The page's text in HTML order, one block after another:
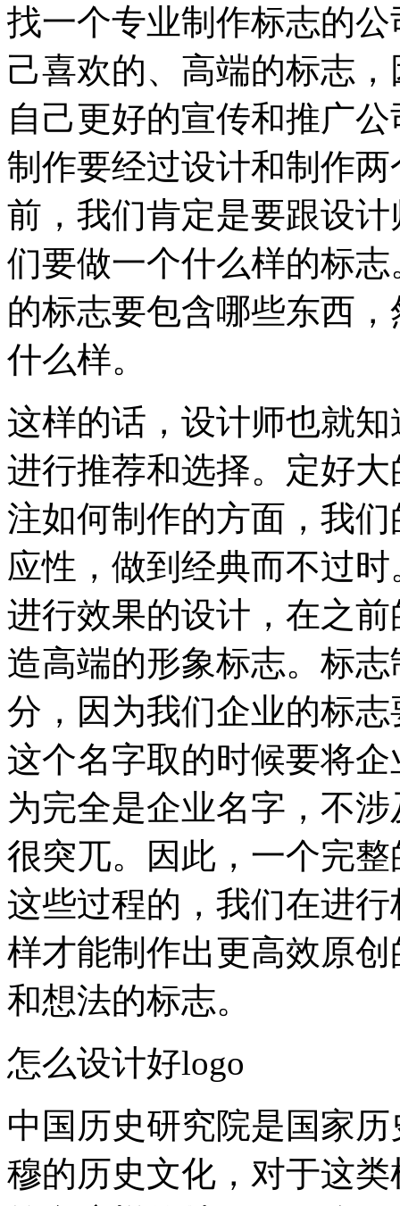
找一个专业制作标志的
己喜欢的、高端的标志
自己更好的宣传和推广
制作要经过设计和制作
前，我们肯定是要跟设
们要做一个什么样的标
的标志要包含哪些东西
什么样。
这样的话，设计师也就
进行推荐和选择。定好
注如何制作的方面，我
应性，做到经典而不过
进行效果的设计，在之
造高端的形象标志。标
分，因为我们企业的标
这个名字取的时候要将
为完全是企业名字，不
很突兀。因此，一个完
这些过程的，我们在进
样才能制作出更高效原
和想法的标志。
怎么设计好logo
中国历史研究院是国家
穆的历史文化，对于这